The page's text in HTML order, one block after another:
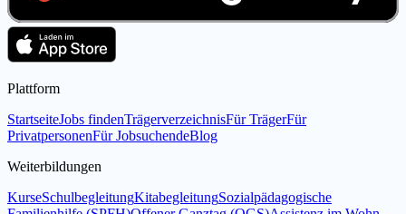
Plattform
StartseiteJobs findenTrägerverzeichnisFür TrägerFür
PrivatpersonenFür JobsuchendeBlog
Weiterbildungen
KurseSchulbegleitungKitabegleitungSozialpädagogische